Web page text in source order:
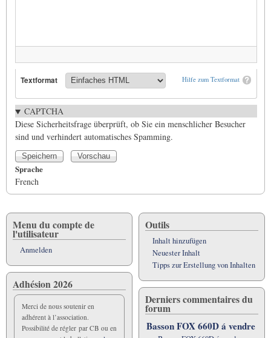
Hilfe zum Textformat
Textformat
CAPTCHA
Diese Sicherheitsfrage überprüft, ob Sie ein menschlicher Besucher
sind und verhindert automatisches Spamming.
Sprache
French
Menu du compte de
l'utilisateur
Anmelden
Adhésion 2026
Merci de nous soutenir en
adhérent à l’association.
Possibilité de régler par CB ou en
Outils
Inhalt hinzufügen
Neuester Inhalt
Tipps zur Erstellung von Inhalten
Derniers commentaires du
forum
Basson FOX 660D á vendre